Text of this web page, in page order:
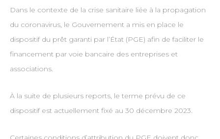
Dans le contexte de la crise sanitaire liée à la propagation
du coronavirus, le Gouvernement a mis en place le
dispositif du prêt garanti par l’État (PGE) afin de faciliter le
financement par voie bancaire des entreprises et
associations.
À la suite de plusieurs reports, le terme prévu de ce
dispositif est actuellement fixé au 30 décembre 2023.